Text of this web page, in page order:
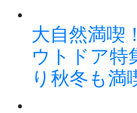
大自然満喫
ウトドア特
り秋冬も満